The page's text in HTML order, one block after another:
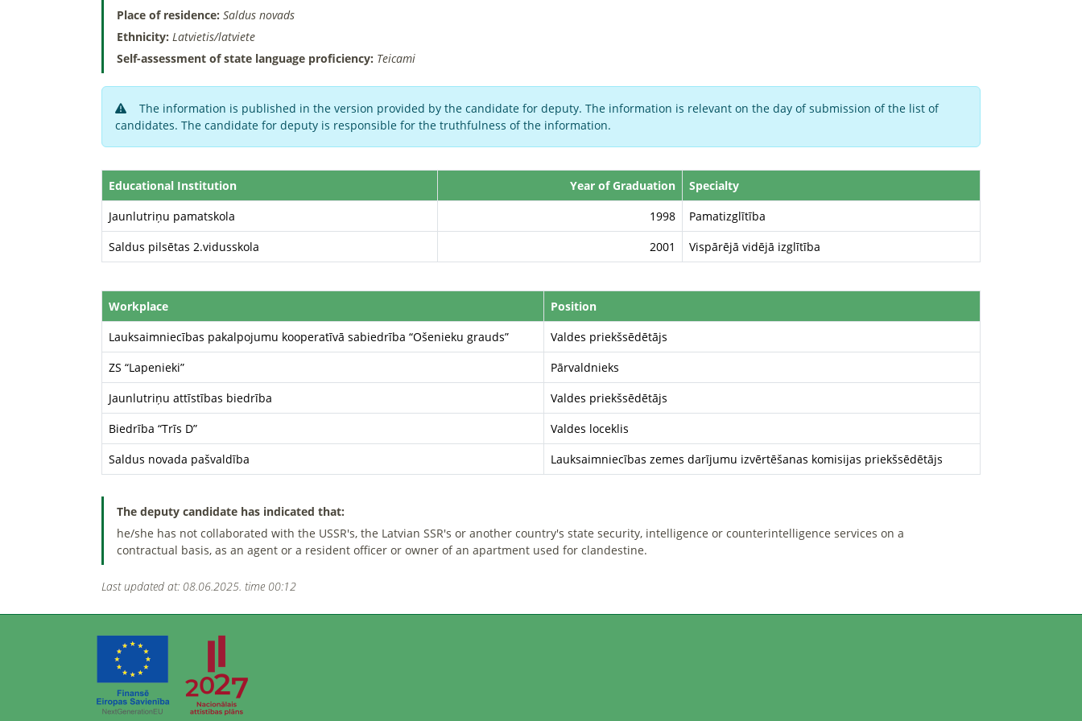
Place of residence: Saldus novads
Ethnicity: Latvietis/latviete
Self-assessment of state language proficiency: Teicami
The information is published in the version provided by the candidate for deputy. The information is relevant on the day of submission of the list of
candidates. The candidate for deputy is responsible for the truthfulness of the information.
Educational Institution Year of Graduation
Specialty
Jaunlutriņu pamatskola
1998
Pamatizglītība
Saldus pilsētas 2.vidusskola
2001 Vispārējā vidējā izglītība
Workplace
Position
Lauksaimniecības pakalpojumu kooperatīvā sabiedrība “Ošenieku grauds”
Valdes priekšsēdētājs
ZS “Lapenieki”
Pārvaldnieks
Jaunlutriņu attīstības biedrība
Valdes priekšsēdētājs
Biedrība “Trīs D”
Valdes loceklis
Saldus novada pašvaldība
Lauksaimniecības zemes darījumu izvērtēšanas komisijas priekšsēdētājs
The deputy candidate has indicated that:
he/she has not collaborated with the USSR's, the Latvian SSR's or another country's state security, intelligence or counterintelligence services on a
contractual basis, as an agent or a resident officer or owner of an apartment used for clandestine.
Last updated at: 08.06.2025. time 00:12